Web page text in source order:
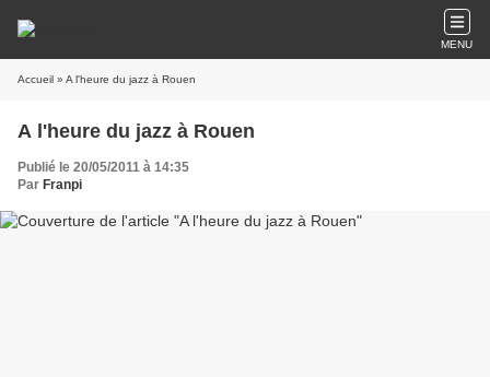
MENU
Accueil » A l'heure du jazz à Rouen
A l'heure du jazz à Rouen
Publié le 20/05/2011 à 14:35
Par Franpi